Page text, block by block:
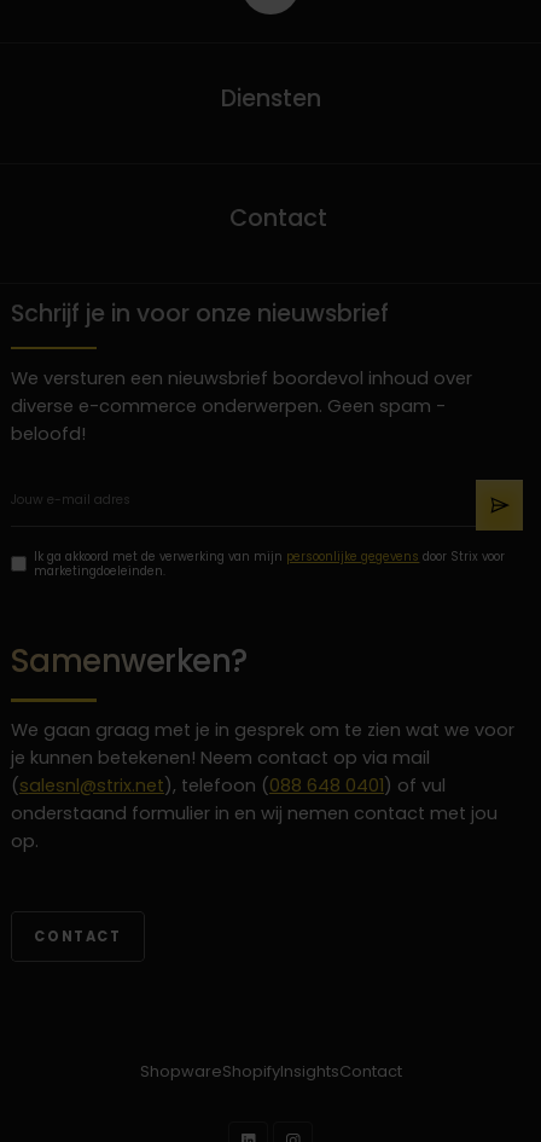
Diensten
Contact
Schrijf je in voor onze nieuwsbrief
We versturen een nieuwsbrief boordevol inhoud over
diverse e-commerce onderwerpen. Geen spam -
beloofd!
Ik ga akkoord met de verwerking van mijn persoonlijke gegevens door Strix voor
marketingdoeleinden.
Samenwerken?
We gaan graag met je in gesprek om te zien wat we voor
je kunnen betekenen! Neem contact op via mail
(salesnl@strix.net), telefoon (088 648 0401) of vul
onderstaand formulier in en wij nemen contact met jou
op.
CONTACT
ShopwareShopifyInsightsContact